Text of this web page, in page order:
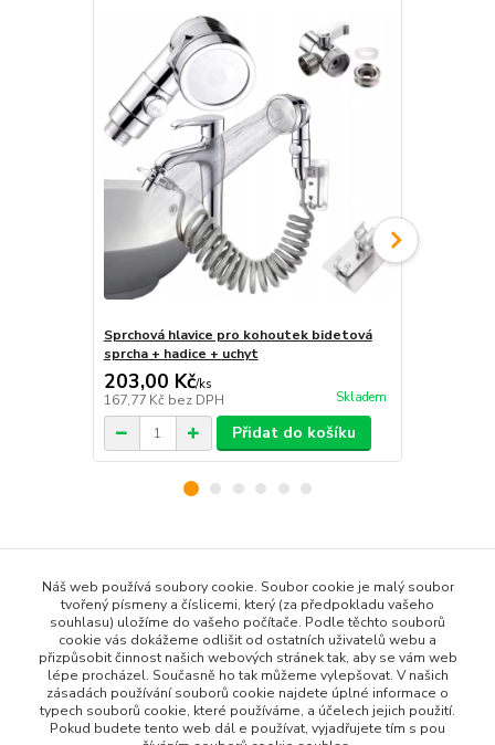
Sprchová hlavice pro kohoutek bidetová
sprcha + hadice + uchyt
203,00 Kč/ks
167,77 Kč bez DPH Skladem
Přidat do košíku
Všechny produkty
Dům a Zahrada
Bytové Doplňky
Koupelnové doplňky
Náš web používá soubory cookie. Soubor cookie je malý soubor
tvořený písmeny a číslicemi, který (za předpokladu vašeho
souhlasu) uložíme do vašeho počítače. Podle těchto souborů
cookie vás dokážeme odlišit od ostatních uživatelů webu a
přizpůsobit činnost našich webových stránek tak, aby se vám web
lépe procházel. Současně ho tak můžeme vylepšovat. V našich
zásadách používání souborů cookie najdete úplné informace o
typech souborů cookie, které používáme, a účelech jejich použití.
Pokud budete tento web dál e používat, vyjadřujete tím s pou